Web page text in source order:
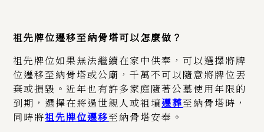
祖先牌位遷移至納骨塔可以怎麼做？
祖先牌位如果無法繼續在家中供奉，可以選擇將牌
位遷移至納骨塔或公廟，千萬不可以隨意將牌位丟
棄或損毀。近年也有許多家庭隨著公墓使用年限的
到期，選擇在將過世親人或祖墳遷葬至納骨塔時，
同時將祖先牌位遷移至納骨塔安奉。